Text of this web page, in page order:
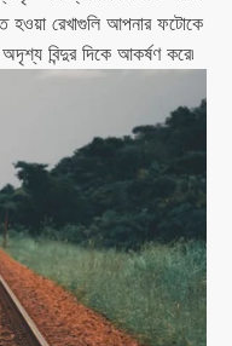
হওয়া রেখাগুলি আপনার ফটোকে
বিন্দুর দিকে আকর্ষণ করে৷